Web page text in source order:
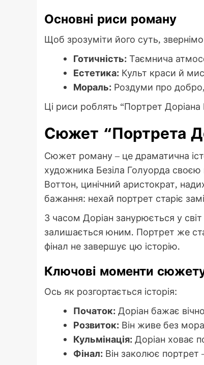
Основні риси роману
Щоб зрозуміти його суть,
Готичність: Таємнича
Естетика: Культ краси й
Мораль: Роздуми про добро,
Ці риси роблять “Портрет
Сюжет “Портрета
Сюжет роману – це драматична
художника Безіла Голуорда
Воттон, цинічний аристократ,
бажання: нехай портрет старіє
З часом Доріан занурюється у
залишається юним. Портрет же
фінал не завершує цю історію.
Ключові моменти
Ось як розгортається історія:
Початок: Доріан бажає
Розвиток: Він живе без
Кульмінація: Доріан ховає
Фінал: Він заколює портрет